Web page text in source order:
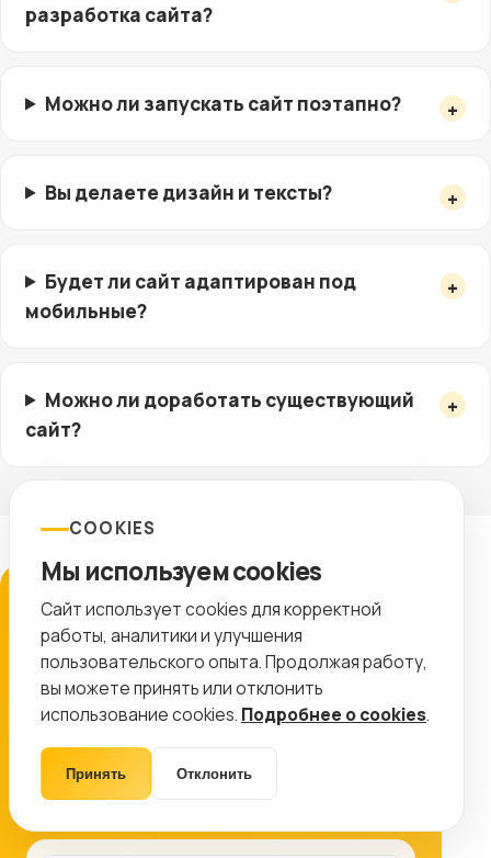
разработка сайта?
Можно ли запускать сайт поэтапно?
Вы делаете дизайн и тексты?
Будет ли сайт адаптирован под
мобильные?
Можно ли доработать существующий
сайт?
ЗАЯВКА
Подготовим план работ
Оставьте контакты, и мы покажем, какие
работы дадут максимальный эффект именно
для вашего проекта.
8 (499) 11-33-654
COOKIES
Мы используем cookies
Сайт использует cookies для корректной
работы, аналитики и улучшения
пользовательского опыта. Продолжая работу,
вы можете принять или отклонить
использование cookies. Подробнее о cookies.
Принять Отклонить